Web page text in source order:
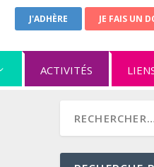
J'ADHÈRE JE FAIS UN
ACTIVITÉS